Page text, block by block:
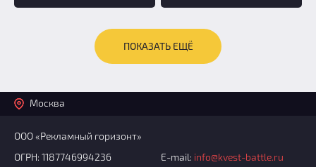
ПОКАЗАТЬ ЕЩЁ
Москва
ООО «Рекламный горизонт»
ОГРН: 1187746994236
E-mail: info@kvest-battle.ru